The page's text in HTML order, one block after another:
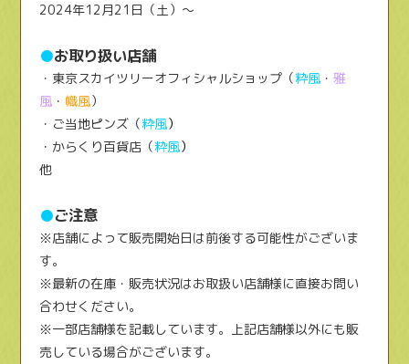
2024年12月21日（土）～
●お取り扱い店舗
・東京スカイツリーオフィシャルショップ（粋風 ・雅
風 ・ 幟風）
・ご当地ピンズ（粋風）
・からくり百貨店（粋風）
他
●ご注意
※店舗によって販売開始日は前後する可能性がございま
す。
※最新の在庫・販売状況はお取扱い店舗様に直接お問い
合わせください。
※一部店舗様を記載しています。上記店舗様以外にも販
売している場合がございます。